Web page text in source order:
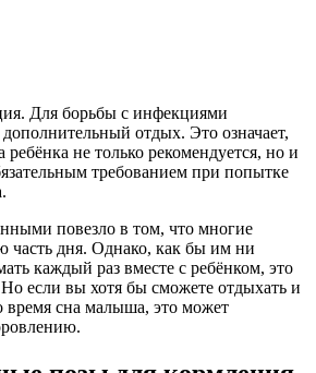
Для борьбы с инфекциями
отдых. Это означает,
ребёнка не только рекомендуется, но и
требованием при попытке
повезло в том, что многие
дня. Однако, как бы им ни
каждый раз вместе с ребёнком, это
Но если вы хотя бы сможете отдыхать и
время сна малыша, это может